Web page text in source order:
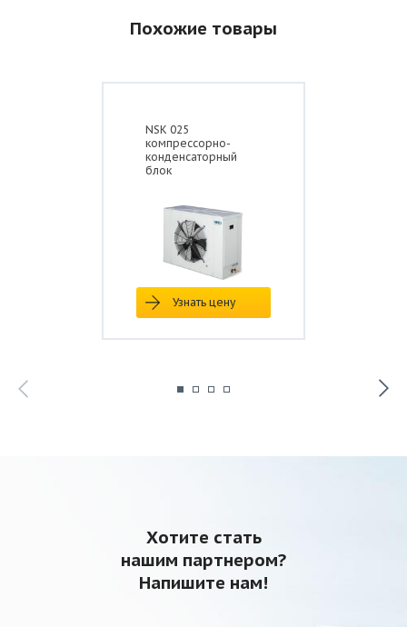
Похожие товары
NSK 025
компрессорно-
конденсаторный
блок
Узнать цену
Хотите стать
нашим партнером?
Напишите нам!